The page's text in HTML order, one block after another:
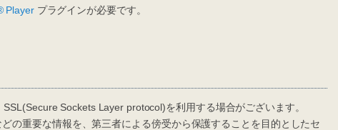
Playerプラグインが必要です。
Sockets Layer protocol)を利用する場合がございます。
の重要な情報を、第三者による傍受から保護することを目的としたセ